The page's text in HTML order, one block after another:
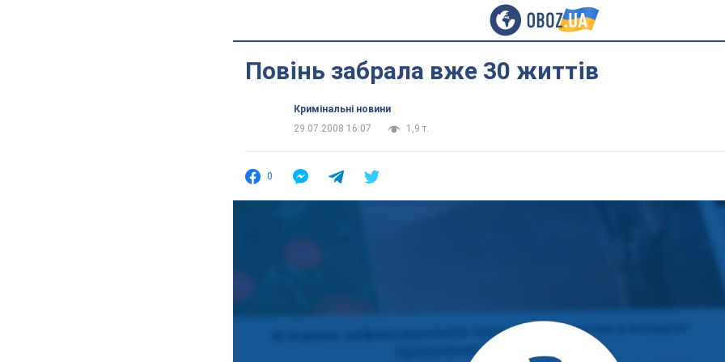
Повінь забрала вже 30 життів
Кримінальні новини
29.07.2008 16:07
1,9 т.
0